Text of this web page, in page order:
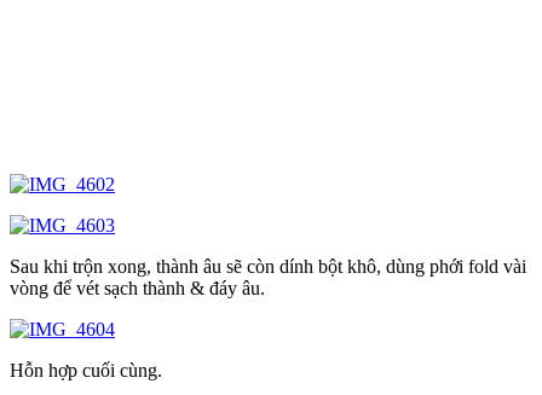
Sau khi trộn xong, thành âu sẽ còn dính bột khô, dùng phới fold vài
vòng để vét sạch thành & đáy âu.
Hỗn hợp cuối cùng.